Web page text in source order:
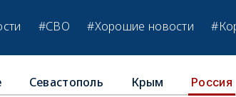
#СВО #Хорошие новости
Севастополь Крым Россия